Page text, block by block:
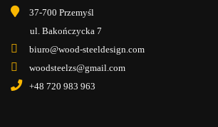
37-700 Przemyśl
ul. Bakończycka 7
biuro@wood-steeldesign.com
woodsteelzs@gmail.com
+48 720 983 963